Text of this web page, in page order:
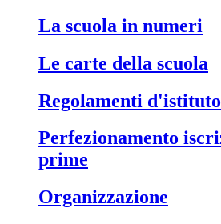
la scuola in numeri
le carte della scuola
regolamenti d'istituto
perfezionamento iscrizioni classi
prime
organizzazione